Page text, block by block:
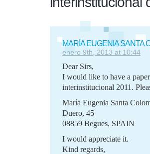
MARÍA EUGENIA SANTA
enero 9th, 2013 at 10:44
Dear Sirs,
I would like to have a
interinstitucional 2011.
María Eugenia Santa
Duero, 45
08859 Begues, SPAIN
I would appreciate it.
Kind regards,